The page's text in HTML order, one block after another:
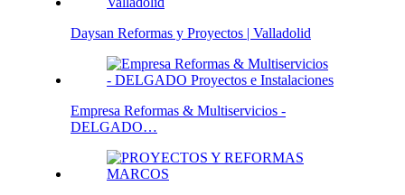
Daysan Reformas y Proyectos | Valladolid
Empresa Reformas & Multiservicios -
DELGADO…